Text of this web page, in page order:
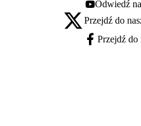
Youtube - otwiera
Odwiedź
X - otwiera się w nowej
Przejdź do
Facebook -
Przejdź do